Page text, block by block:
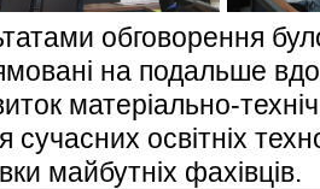
обговорення було
на подальше
матеріально-
освітніх
майбутніх фахівців.